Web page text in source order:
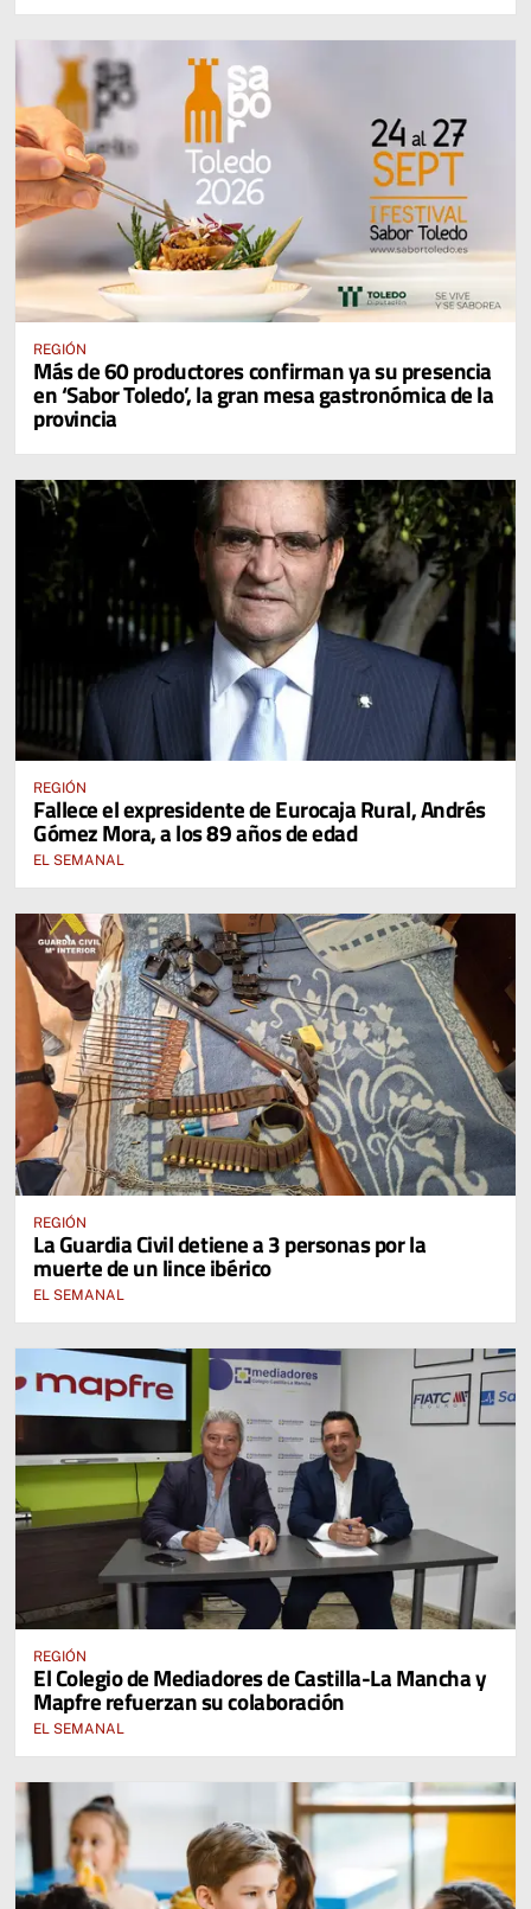
REGIÓN
Más de 60 productores confirman ya su presencia
en ‘Sabor Toledo’, la gran mesa gastronómica de la
provincia
REGIÓN
Fallece el expresidente de Eurocaja Rural, Andrés
Gómez Mora, a los 89 años de edad
EL SEMANAL
REGIÓN
La Guardia Civil detiene a 3 personas por la
muerte de un lince ibérico
EL SEMANAL
REGIÓN
El Colegio de Mediadores de Castilla-La Mancha y
Mapfre refuerzan su colaboración
EL SEMANAL